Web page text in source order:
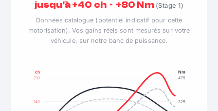
jusqu'à +40 ch · +80 Nm (Stage 1)
Données catalogue (potentiel indicatif pour cette
motorisation). Vos gains réels sont mesurés sur votre
véhicule, sur notre banc de puissance.
140
210
325
475
ch Nm